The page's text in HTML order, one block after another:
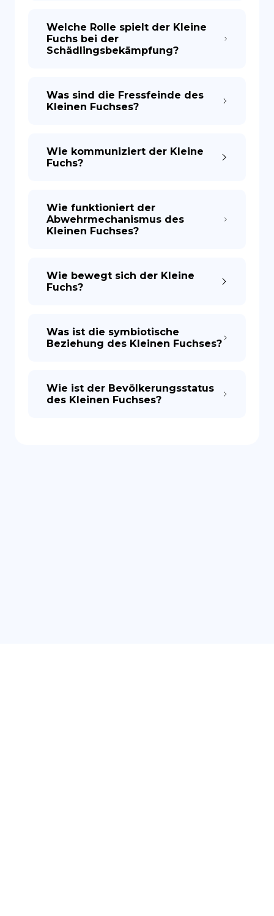
Welche Rolle spielt der Kleine
Fuchs bei der
Schädlingsbekämpfung?
Was sind die Fressfeinde des
Kleinen Fuchses?
Wie kommuniziert der Kleine
Fuchs?
Wie funktioniert der
Abwehrmechanismus des
Kleinen Fuchses?
Wie bewegt sich der Kleine
Fuchs?
Was ist die symbiotische
Beziehung des Kleinen Fuchses?
Wie ist der Bevölkerungsstatus
des Kleinen Fuchses?